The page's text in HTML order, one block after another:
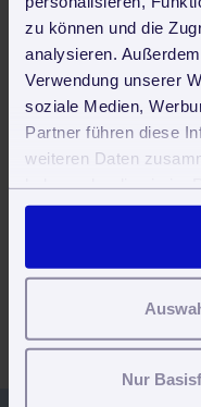
zu können und die
analysieren.
Verwendung unserer
soziale Medien,
Partner führen diese
weiteren Daten
gesammelt haben. Sie
Cookies, wenn Sie
Nur
Dienstleister
fortytools by
Branche